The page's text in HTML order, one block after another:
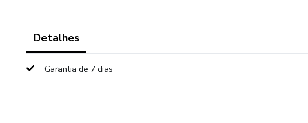
Detalhes
Garantia de 7 dias